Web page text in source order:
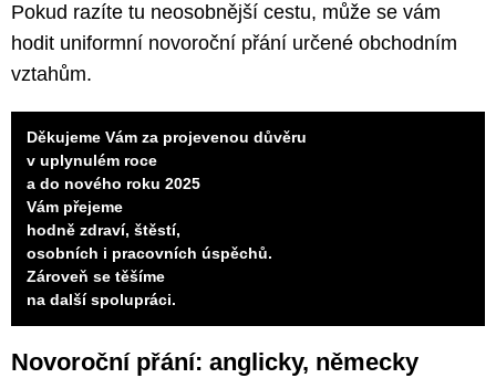
Pokud razíte tu neosobnější cestu, může se vám
hodit uniformní novoroční přání určené obchodním
vztahům.
Děkujeme Vám za projevenou důvěru
v uplynulém roce
a do nového roku 2025
Vám přejeme
hodně zdraví, štěstí,
osobních i pracovních úspěchů.
Zároveň se těšíme
na další spolupráci.
Novoroční přání: anglicky, německy